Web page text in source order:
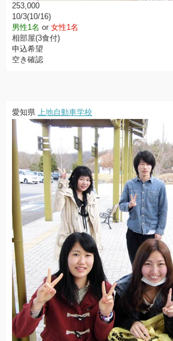
253,000
10/3(10/16)
男性1名 or 女性1名
相部屋(3食付)
申込希望
空き確認
愛知県 上地自動車学校